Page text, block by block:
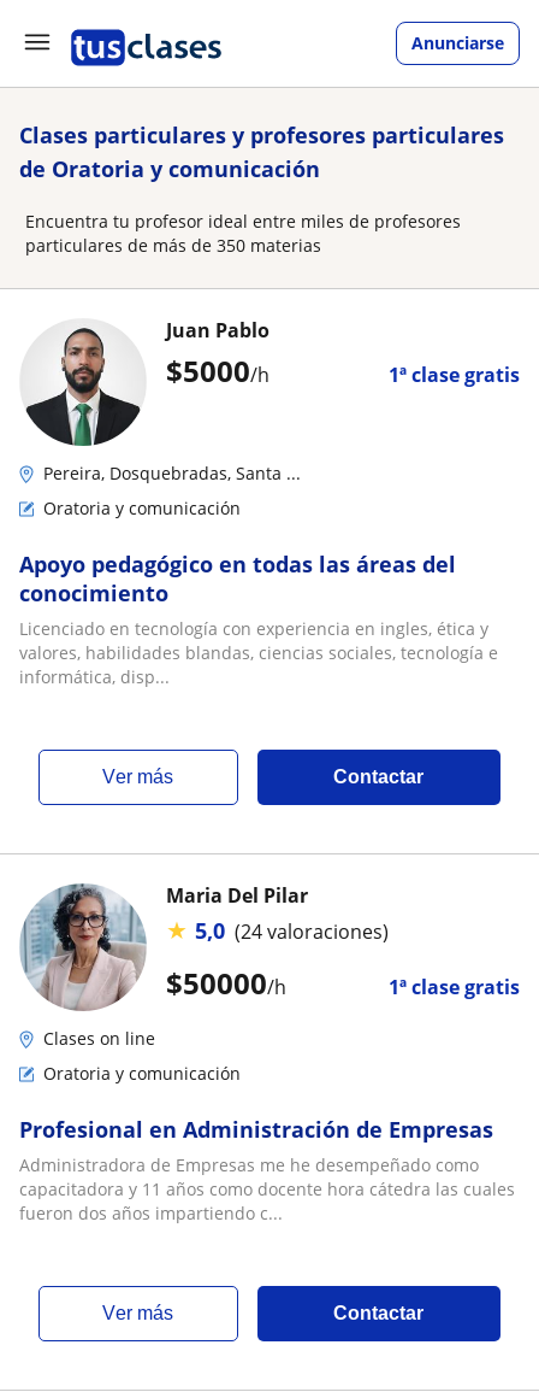
Anunciarse
Clases particulares y profesores particulares
de Oratoria y comunicación
Encuentra tu profesor ideal entre miles de profesores
particulares de más de 350 materias
$5000/h 1ª clase gratis
Juan Pablo
Pereira, Dosquebradas, Santa ...
Oratoria y comunicación
Apoyo pedagógico en todas las áreas del
conocimiento
Licenciado en tecnología con experiencia en ingles, ética y
valores, habilidades blandas, ciencias sociales, tecnología e
informática, disp...
ver más Contactar
$50000/h 1ª clase gratis
Maria Del Pilar
★ 5,0 (24 valoraciones)
Clases on line
Oratoria y comunicación
Profesional en Administración de Empresas
Administradora de Empresas me he desempeñado como
capacitadora y 11 años como docente hora cátedra las cuales
fueron dos años impartiendo c...
ver más Contactar